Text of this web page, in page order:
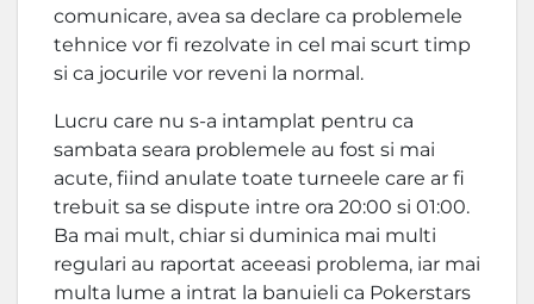
comunicare, avea sa declare ca problemele
tehnice vor fi rezolvate in cel mai scurt timp
si ca jocurile vor reveni la normal.
Lucru care nu s-a intamplat pentru ca
sambata seara problemele au fost si mai
acute, fiind anulate toate turneele care ar fi
trebuit sa se dispute intre ora 20:00 si 01:00.
Ba mai mult, chiar si duminica mai multi
regulari au raportat aceeasi problema, iar mai
multa lume a intrat la banuieli ca Pokerstars